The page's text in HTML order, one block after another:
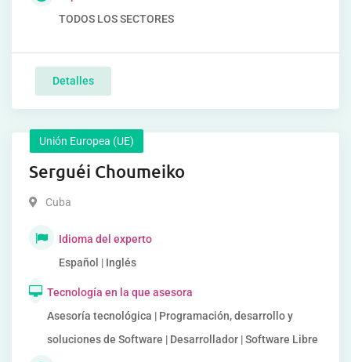
TODOS LOS SECTORES
Detalles
Unión Europea (UE)
Serguéi Choumeiko
Cuba
Idioma del experto
Español | Inglés
Tecnología en la que asesora
Asesoría tecnológica | Programación, desarrollo y
soluciones de Software | Desarrollador | Software Libre